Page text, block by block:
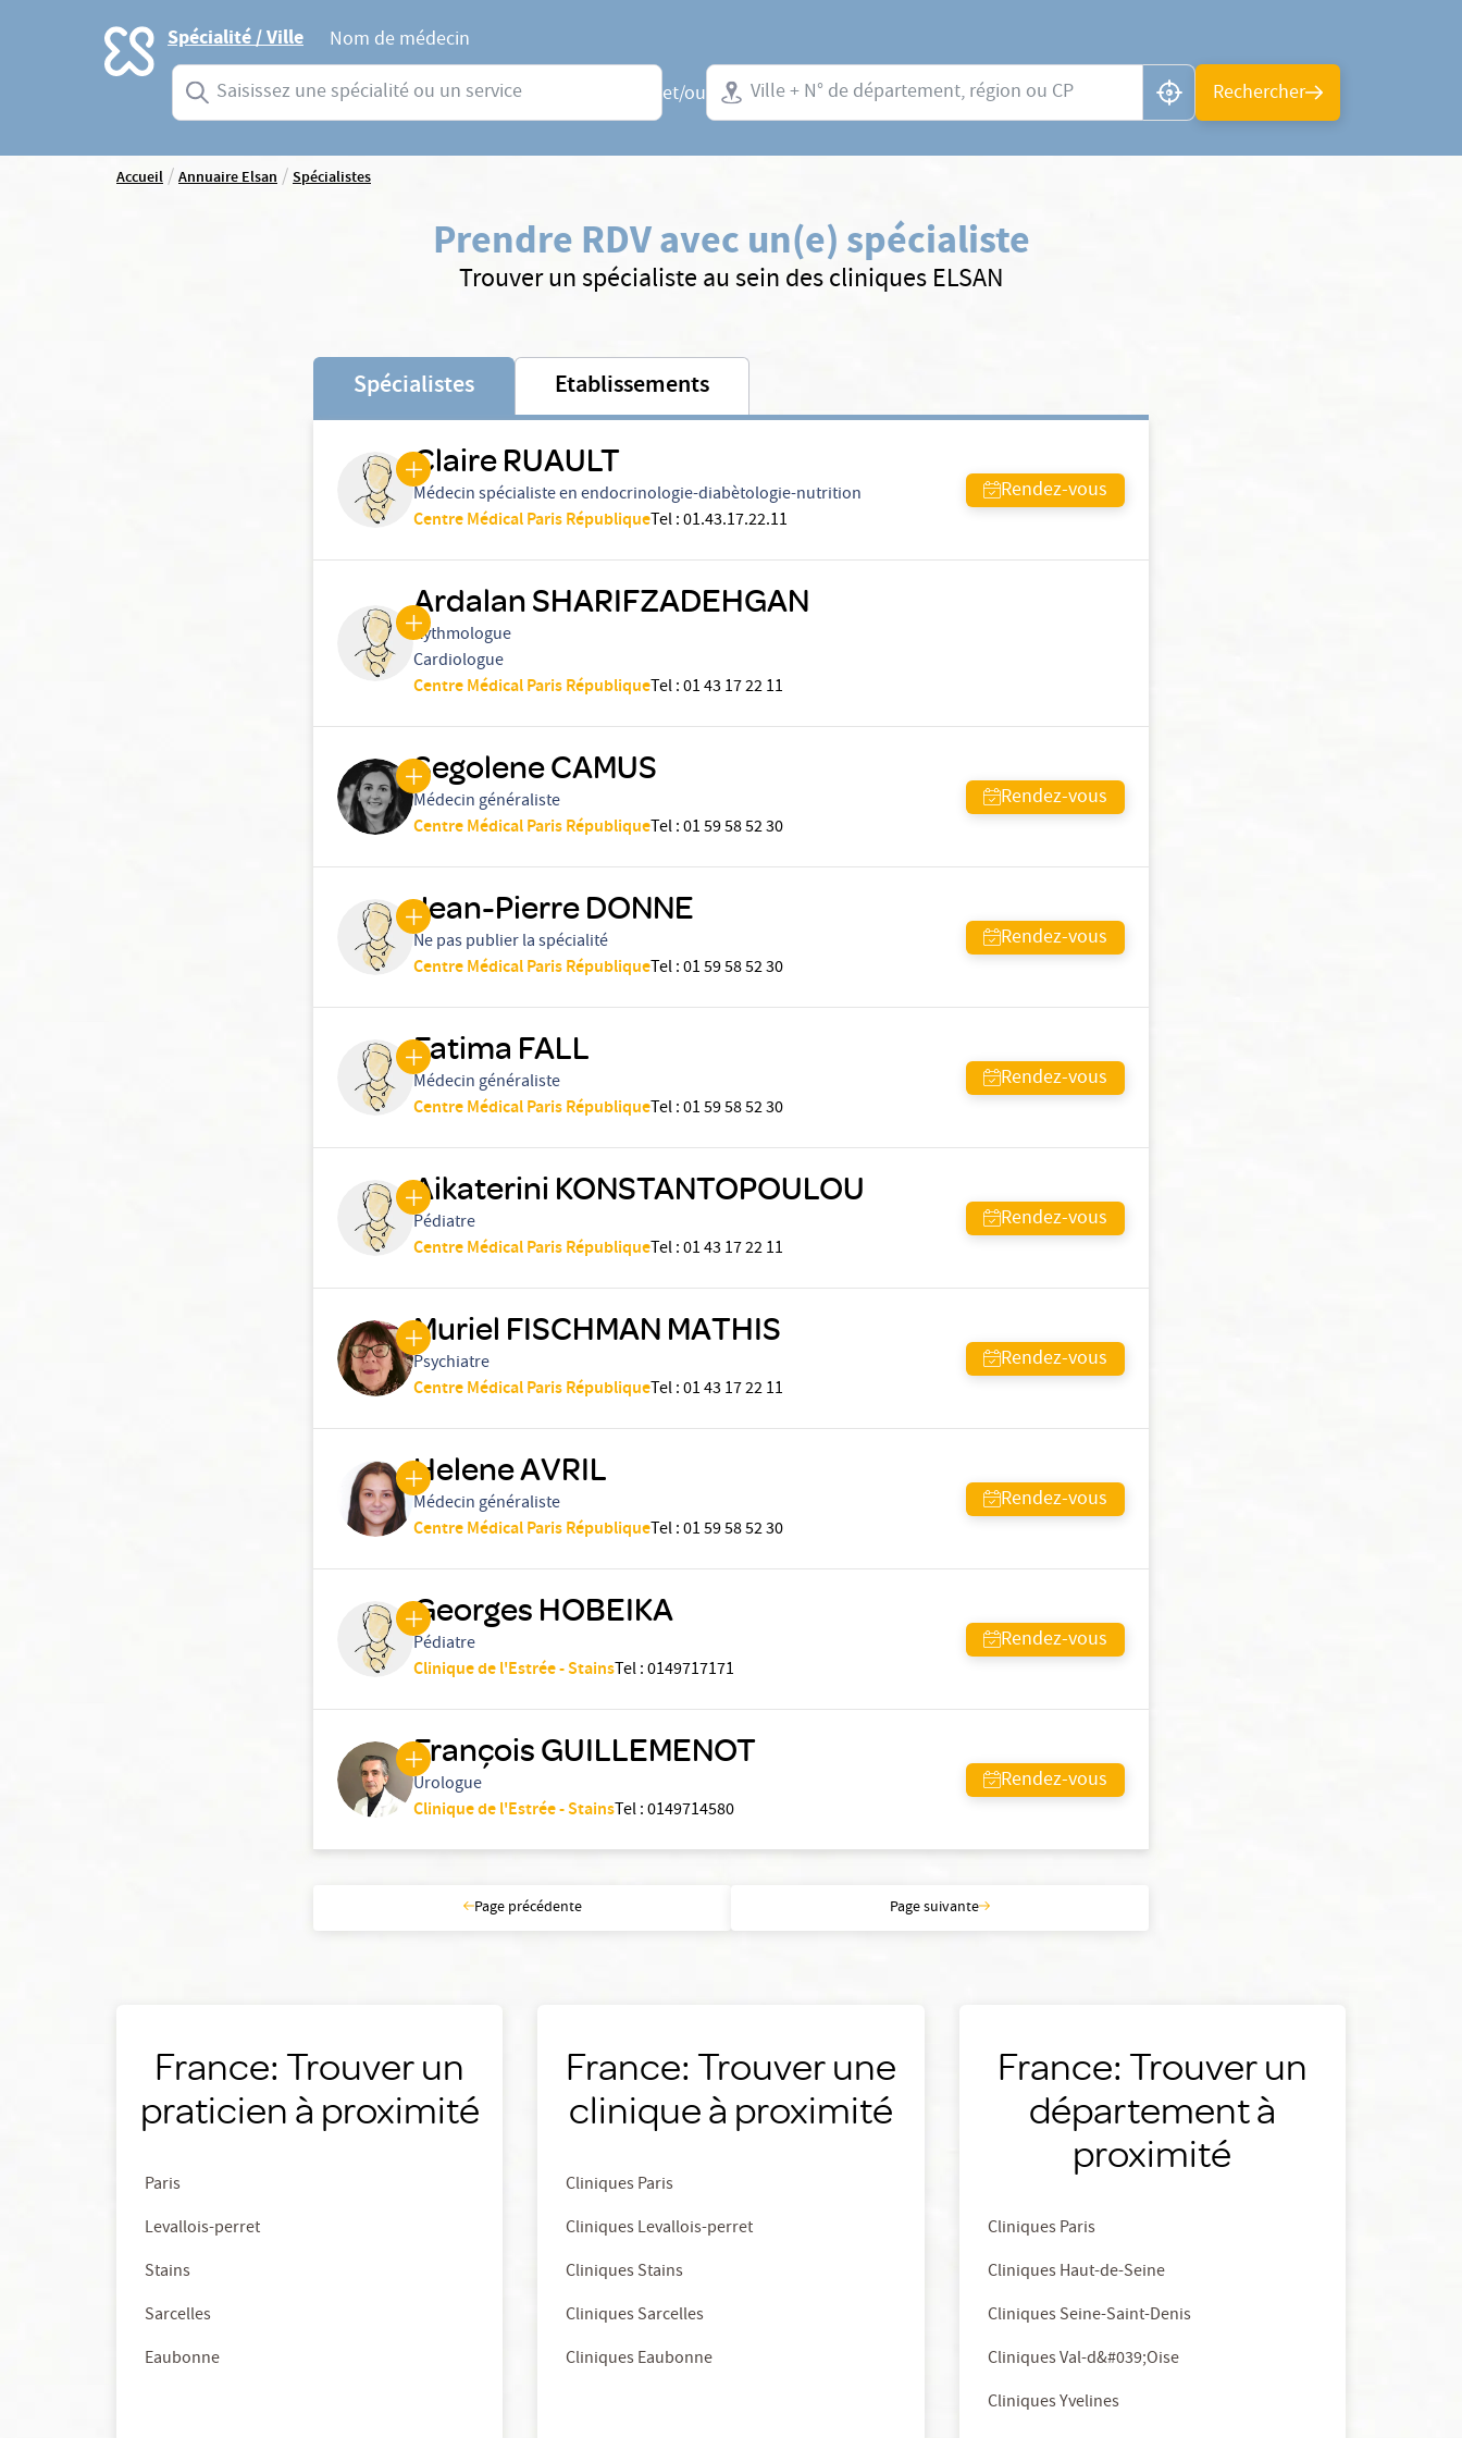
Accueil Spécialité / Ville
Nom de médecin
Saisissez une spécialité ou un service
et/ou
Ville + N° de département, région ou CP
Rechercher
Accueil/Annuaire Elsan/Spécialistes
Prendre RDV avec un(e) spécialiste
Trouver un spécialiste au sein des cliniques ELSAN
Spécialistes Etablissements
Claire RUAULT
Médecin spécialiste en endocrinologie-diabètologie-nutrition
Centre Médical Paris RépubliqueTel:01.43.17.22.11
Rendez-vous
Ardalan SHARIFZADEHGAN
Rythmologue
Cardiologue
Centre Médical Paris RépubliqueTel:01 43 17 22 11
Segolene CAMUS
Médecin généraliste
Centre Médical Paris RépubliqueTel:01 59 58 52 30
Rendez-vous
Jean-Pierre DONNE
Ne pas publier la spécialité
Centre Médical Paris RépubliqueTel:01 59 58 52 30
Rendez-vous
Fatima FALL
Médecin généraliste
Centre Médical Paris RépubliqueTel:01 59 58 52 30
Rendez-vous
Aikaterini KONSTANTOPOULOU
Pédiatre
Centre Médical Paris RépubliqueTel:01 43 17 22 11
Rendez-vous
Muriel FISCHMAN MATHIS
Psychiatre
Centre Médical Paris RépubliqueTel:01 43 17 22 11
Rendez-vous
Helene AVRIL
Médecin généraliste
Centre Médical Paris RépubliqueTel:01 59 58 52 30
Rendez-vous
Georges HOBEIKA
Pédiatre
Clinique de l'Estrée - StainsTel:0149717171
Rendez-vous
François GUILLEMENOT
Urologue
Clinique de l'Estrée - StainsTel:0149714580
Rendez-vous
Page précédente Page suivante
France: Trouver un
praticien à proximité
Paris
Levallois-perret
Stains
Sarcelles
Eaubonne
France: Trouver une
clinique à proximité
Cliniques Paris
Cliniques Levallois-perret
Cliniques Stains
Cliniques Sarcelles
Cliniques Eaubonne
France: Trouver un
département à
proximité
Cliniques Paris
Cliniques Haut-de-Seine
Cliniques Seine-Saint-Denis
Cliniques Val-d&#039;Oise
Cliniques Yvelines